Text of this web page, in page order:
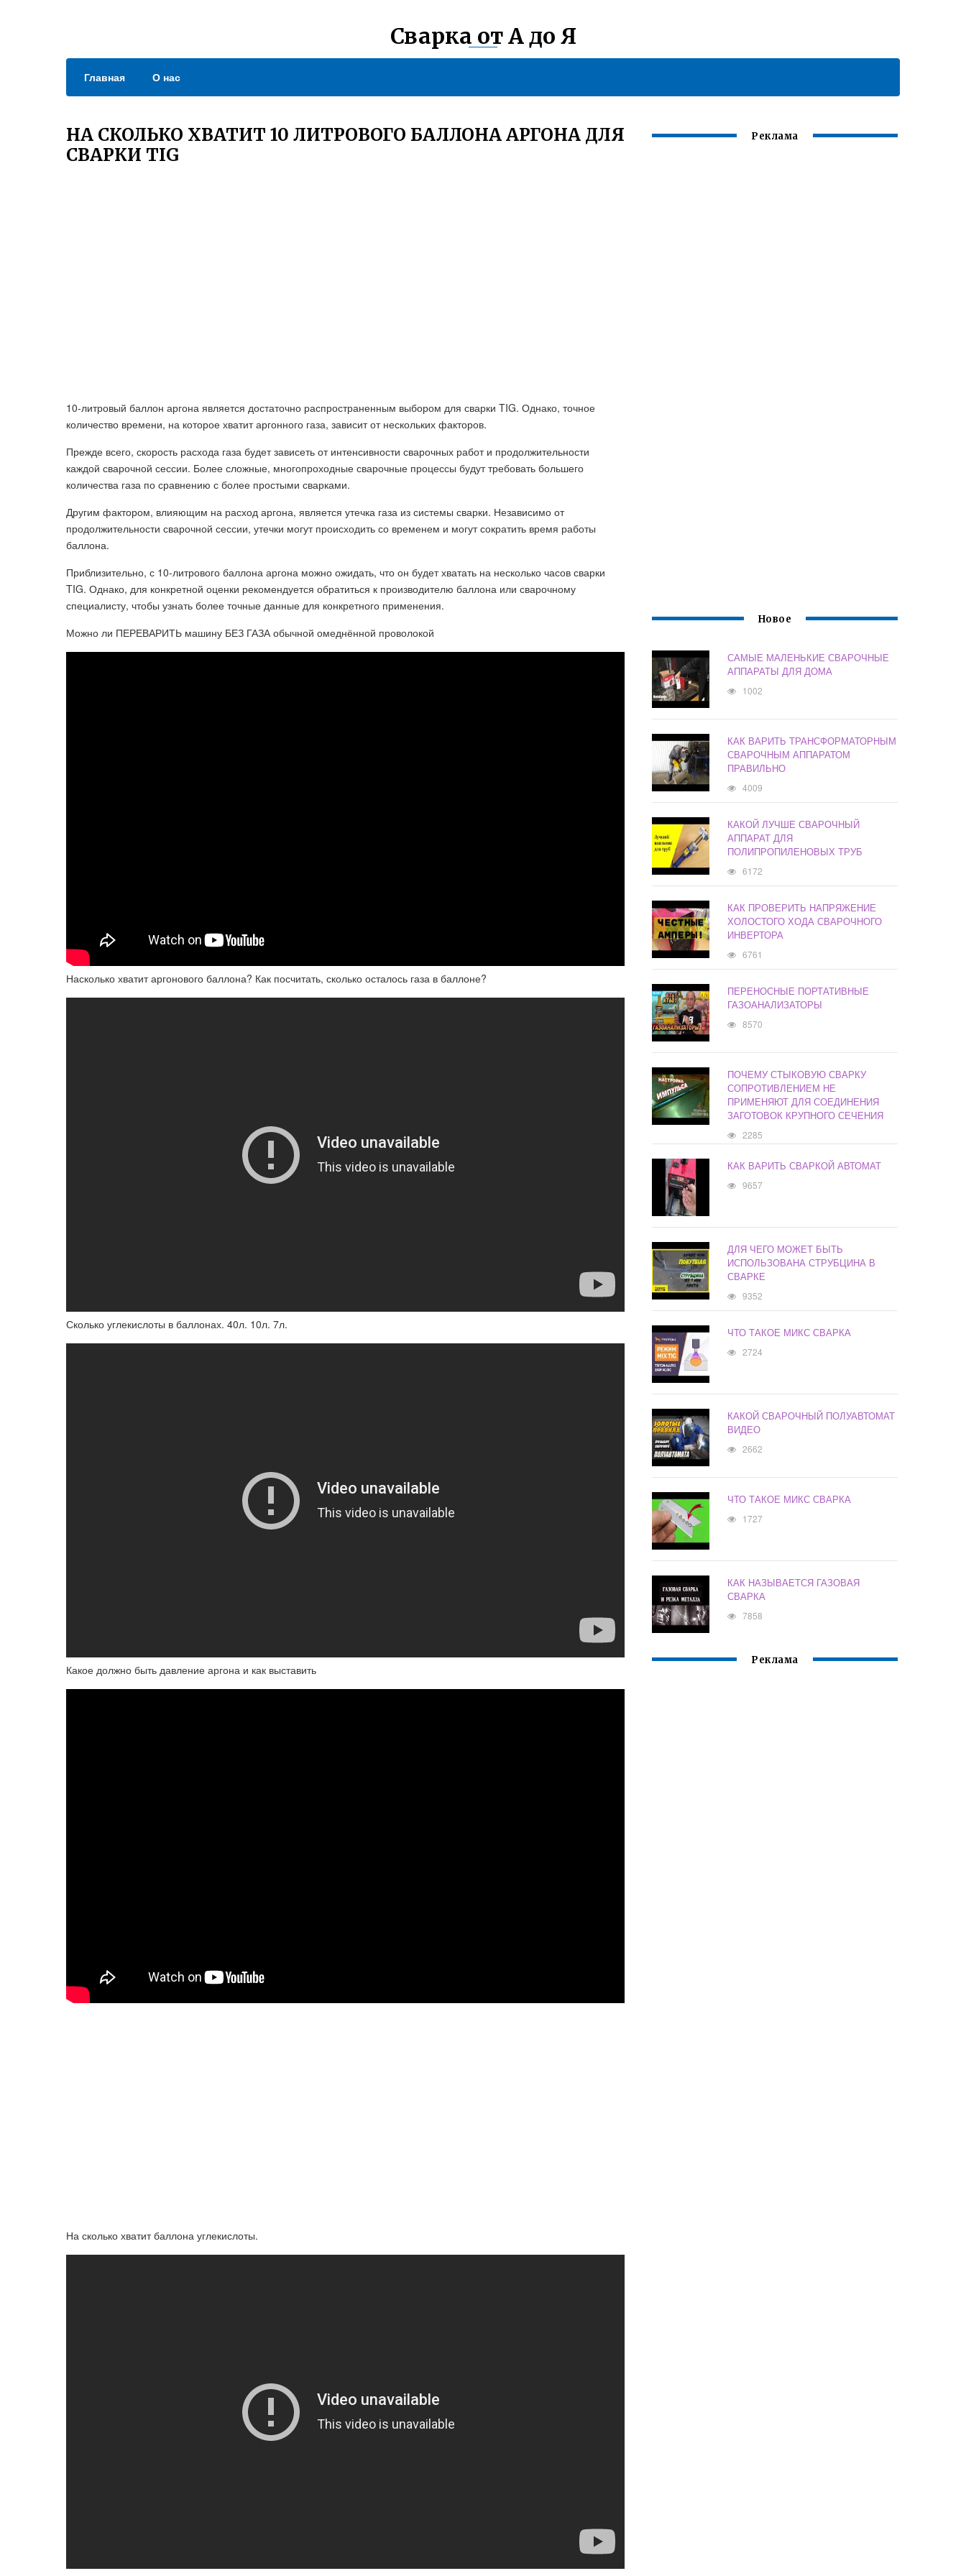
Сварка от А до Я
Главная О нас
НА СКОЛЬКО ХВАТИТ 10 ЛИТРОВОГО БАЛЛОНА АРГОНА ДЛЯ
СВАРКИ TIG
10-литровый баллон аргона является достаточно распространенным выбором для сварки TIG. Однако, точное
количество времени, на которое хватит аргонного газа, зависит от нескольких факторов.
Прежде всего, скорость расхода газа будет зависеть от интенсивности сварочных работ и продолжительности
каждой сварочной сессии. Более сложные, многопроходные сварочные процессы будут требовать большего
количества газа по сравнению с более простыми сварками.
Другим фактором, влияющим на расход аргона, является утечка газа из системы сварки. Независимо от
продолжительности сварочной сессии, утечки могут происходить со временем и могут сократить время работы
баллона.
Приблизительно, с 10-литрового баллона аргона можно ожидать, что он будет хватать на несколько часов сварки
TIG. Однако, для конкретной оценки рекомендуется обратиться к производителю баллона или сварочному
специалисту, чтобы узнать более точные данные для конкретного применения.
Можно ли ПЕРЕВАРИТЬ машину БЕЗ ГАЗА обычной омеднённой проволокой
Насколько хватит аргонового баллона? Как посчитать, сколько осталось газа в баллоне?
Сколько углекислоты в баллонах. 40л. 10л. 7л.
Какое должно быть давление аргона и как выставить
На сколько хватит баллона углекислоты.
Реклама
Новое
САМЫЕ МАЛЕНЬКИЕ СВАРОЧНЫЕ
АППАРАТЫ ДЛЯ ДОМА
1002
КАК ВАРИТЬ ТРАНСФОРМАТОРНЫМ
СВАРОЧНЫМ АППАРАТОМ
ПРАВИЛЬНО
4009
КАКОЙ ЛУЧШЕ СВАРОЧНЫЙ
АППАРАТ ДЛЯ
ПОЛИПРОПИЛЕНОВЫХ ТРУБ
6172
КАК ПРОВЕРИТЬ НАПРЯЖЕНИЕ
ХОЛОСТОГО ХОДА СВАРОЧНОГО
ИНВЕРТОРА
6761
ПЕРЕНОСНЫЕ ПОРТАТИВНЫЕ
ГАЗОАНАЛИЗАТОРЫ
8570
ПОЧЕМУ СТЫКОВУЮ СВАРКУ
СОПРОТИВЛЕНИЕМ НЕ
ПРИМЕНЯЮТ ДЛЯ СОЕДИНЕНИЯ
ЗАГОТОВОК КРУПНОГО СЕЧЕНИЯ
2285
КАК ВАРИТЬ СВАРКОЙ АВТОМАТ
9657
ДЛЯ ЧЕГО МОЖЕТ БЫТЬ
ИСПОЛЬЗОВАНА СТРУБЦИНА В
СВАРКЕ
9352
ЧТО ТАКОЕ МИКС СВАРКА
2724
КАКОЙ СВАРОЧНЫЙ ПОЛУАВТОМАТ
ВИДЕО
2662
ЧТО ТАКОЕ МИКС СВАРКА
1727
КАК НАЗЫВАЕТСЯ ГАЗОВАЯ
СВАРКА
7858
Реклама